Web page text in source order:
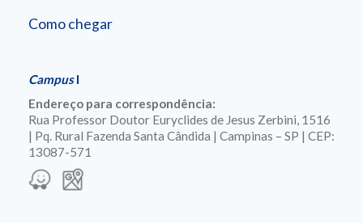
Como chegar
CampusI
Endereço para correspondência:
Rua Professor Doutor Euryclides de Jesus Zerbini, 1516
| Pq. Rural Fazenda Santa Cândida | Campinas – SP | CEP:
13087-571